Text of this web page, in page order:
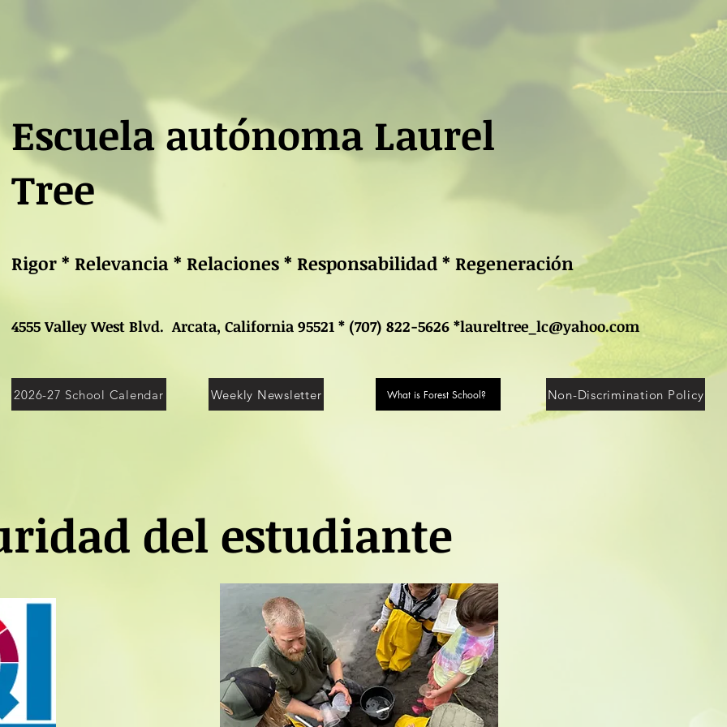
Escuela autónoma Laurel
Tree
Rigor * Relevancia * Relaciones * Responsabilidad * Regeneración
4555 Valley West Blvd. Arcata, California 95521 * (707) 822-5626 *laureltree_lc@yahoo.com
2026-27 School Calendar Weekly Newsletter What is Forest School? Non-Discrimination Policy
del estudiante